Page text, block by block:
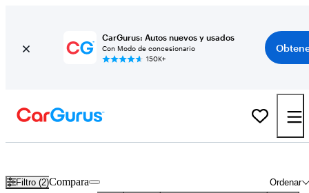
CarGurus: Autos nuevos y usados
Con Modo de concesionario
150K+
Filtro (2) Ordenar
Compara